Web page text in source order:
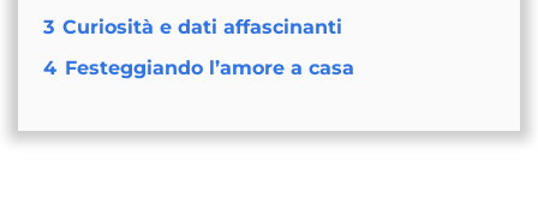
3 Curiosità e dati affascinanti
4 Festeggiando l’amore a casa